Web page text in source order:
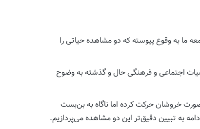
ما به وقوع پیوسته که دو مشاهده حیاتی را
اجتماعی و فرهنگی حال و گذشته به وضوح
خروشان حرکت کرده اما ناگاه به بن‌بست
به تبیین دقیق‌تر این دو مشاهده می‌پردازیم.